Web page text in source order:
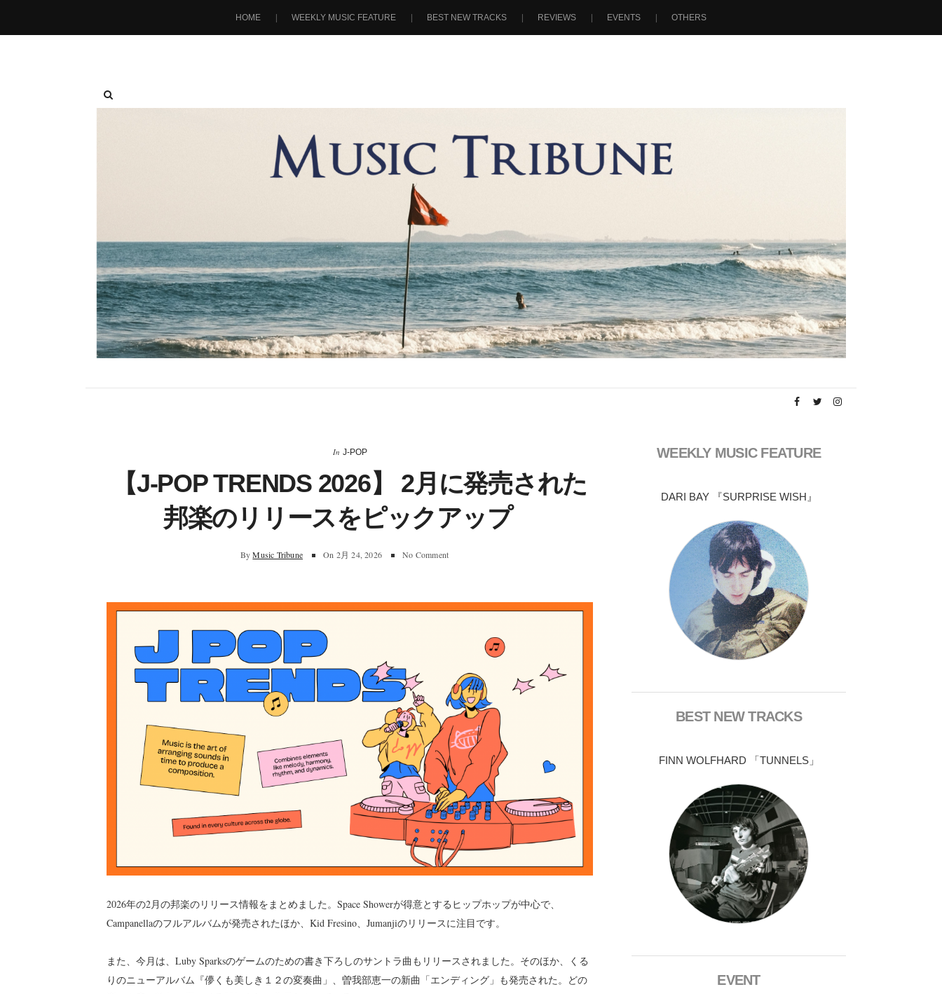
HOME WEEKLY MUSIC FEATURE BEST NEW TRACKS REVIEWS EVENTS OTHERS
In J-POP
【J-POP TRENDS 2026】 2月に発売された
邦楽のリリースをピックアップ
By Music Tribune On 2月 24, 2026 No Comment
2026年の2月の邦楽のリリース情報をまとめました。Space Showerが得意とするヒップホップが中心で、
Campanellaのフルアルバムが発売されたほか、Kid Fresino、Jumanjiのリリースに注目です。
また、今月は、Luby Sparksのゲームのための書き下ろしのサントラ曲もリリースされました。そのほか、くる
りのニューアルバム『儚くも美しき１２の変奏曲」、曽我部恵一の新曲「エンディング」も発売された。どの
WEEKLY MUSIC FEATURE
DARI BAY 『SURPRISE WISH』
BEST NEW TRACKS
FINN WOLFHARD 「TUNNELS」
EVENT